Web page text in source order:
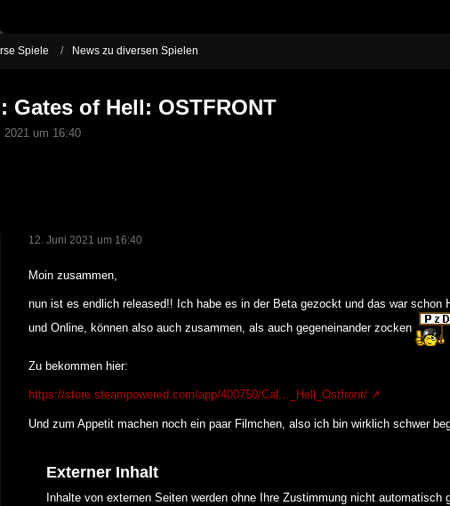
Spiele News zu diversen Spielen
Gates of Hell: OSTFRONT
2021 um 16:40
12. Juni 2021 um 16:40
Moin zusammen,
nun ist es endlich released!! Ich habe es in der Beta gezockt und das war
und Online, können also auch zusammen, als auch gegeneinander zocken
Zu bekommen hier:
https://store.steampowered.com/app/400750/Cal…_Hell_Ostfront/
Und zum Appetit machen noch ein paar Filmchen, also ich bin wirklich schwer
Externer Inhalt
Inhalte von externen Seiten werden ohne Ihre Zustimmung nicht automatisch